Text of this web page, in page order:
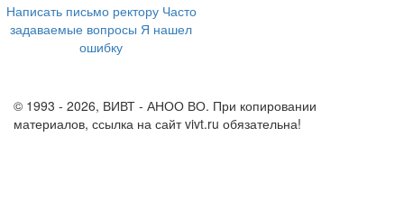
Написать письмо ректору Часто
задаваемые вопросы Я нашел
ошибку
© 1993 - 2026, ВИВТ - АНОО ВО. При копировании
материалов, ссылка на сайт vivt.ru обязательна!